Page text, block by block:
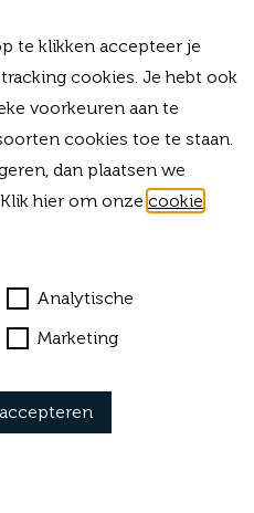
te klikken accepteer je
cookies. Je hebt ook
voorkeuren aan te
cookies toe te staan.
dan plaatsen we
hier om onze cookie
Analytische
Marketing